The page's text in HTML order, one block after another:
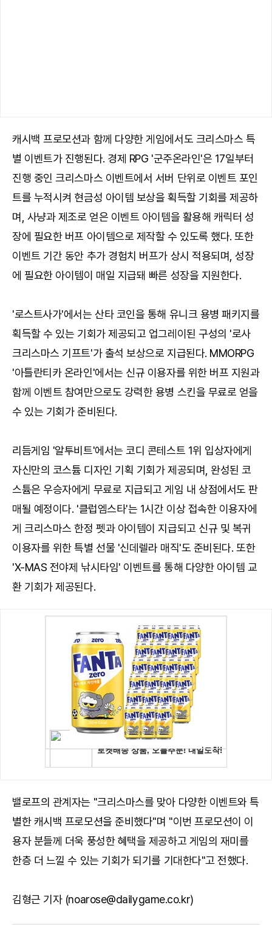
캐시백 프로모션과 함께 다양한 게임에서도 크리스마스 특
별 이벤트가 진행된다. 경제 RPG '군주온라인'은 17일부터
진행 중인 크리스마스 이벤트에서 서버 단위로 이벤트 포인
트를 누적시켜 현금성 아이템 보상을 획득할 기회를 제공하
며, 사냥과 제조로 얻은 이벤트 아이템을 활용해 캐릭터 성
장에 필요한 버프 아이템으로 제작할 수 있도록 했다. 또한
이벤트 기간 동안 추가 경험치 버프가 상시 적용되며, 성장
에 필요한 아이템이 매일 지급돼 빠른 성장을 지원한다.
'로스트사가'에서는 산타 코인을 통해 유니크 용병 패키지를
획득할 수 있는 기회가 제공되고 업그레이된 구성의 '로사
크리스마스 기프트'가 출석 보상으로 지급된다. MMORPG
'아틀란티카 온라인'에서는 신규 이용자를 위한 버프 지원과
함께 이벤트 참여만으로도 강력한 용병 스킨을 무료로 얻을
수 있는 기회가 준비된다.
리듬게임 '알투비트'에서는 코디 콘테스트 1위 입상자에게
자신만의 코스튬 디자인 기획 기회가 제공되며, 완성된 코
스튬은 우승자에게 무료로 지급되고 게임 내 상점에서도 판
매될 예정이다. '클럽엠스타'는 1시간 이상 접속한 이용자에
게 크리스마스 한정 펫과 아이템이 지급되고 신규 및 복귀
이용자를 위한 특별 선물 '신데렐라 매직'도 준비된다. 또한
'X-MAS 전야제 낚시타임' 이벤트를 통해 다양한 아이템 교
환 기회가 제공된다.
밸로프의 관계자는 "크리스마스를 맞아 다양한 이벤트와 특
별한 캐시백 프로모션을 준비했다"며 "이번 프로모션이 이
용자 분들께 더욱 풍성한 혜택을 제공하고 게임의 재미를
한층 더 느낄 수 있는 기회가 되기를 기대한다"고 전했다.
김형근 기자 (noarose@dailygame.co.kr)